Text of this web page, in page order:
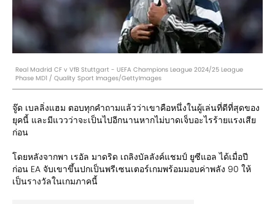
Real Madrid CF v VfB Stuttgart - UEFA Champions League 2024/25 League
Phase MD1 / Quality Sport Images/GettyImages
จู๊ด เบลลิ่งแฮม ตอบทุกคำถามแล้วว่าเขาคือหนึ่งในผู้เล่นที่ดีที่สุดของ
ยุคนี้ และมีแววว่าจะเป็นไปอีกนานหากไม่บาดเจ็บอะไรร้ายแรงเสีย
ก่อน
โดยหลังจากพา เรอัล มาดริด เถลิงบัลลังค์แชมป์ ยูซีแอล ได้เมื่อปี
ก่อน EA จับเขาขึ้นปกเป็นพรีเซนเตอร์เกมพร้อมมอบค่าพลัง 90 ให้
เป็นรางวัลในเกมภาคนี้